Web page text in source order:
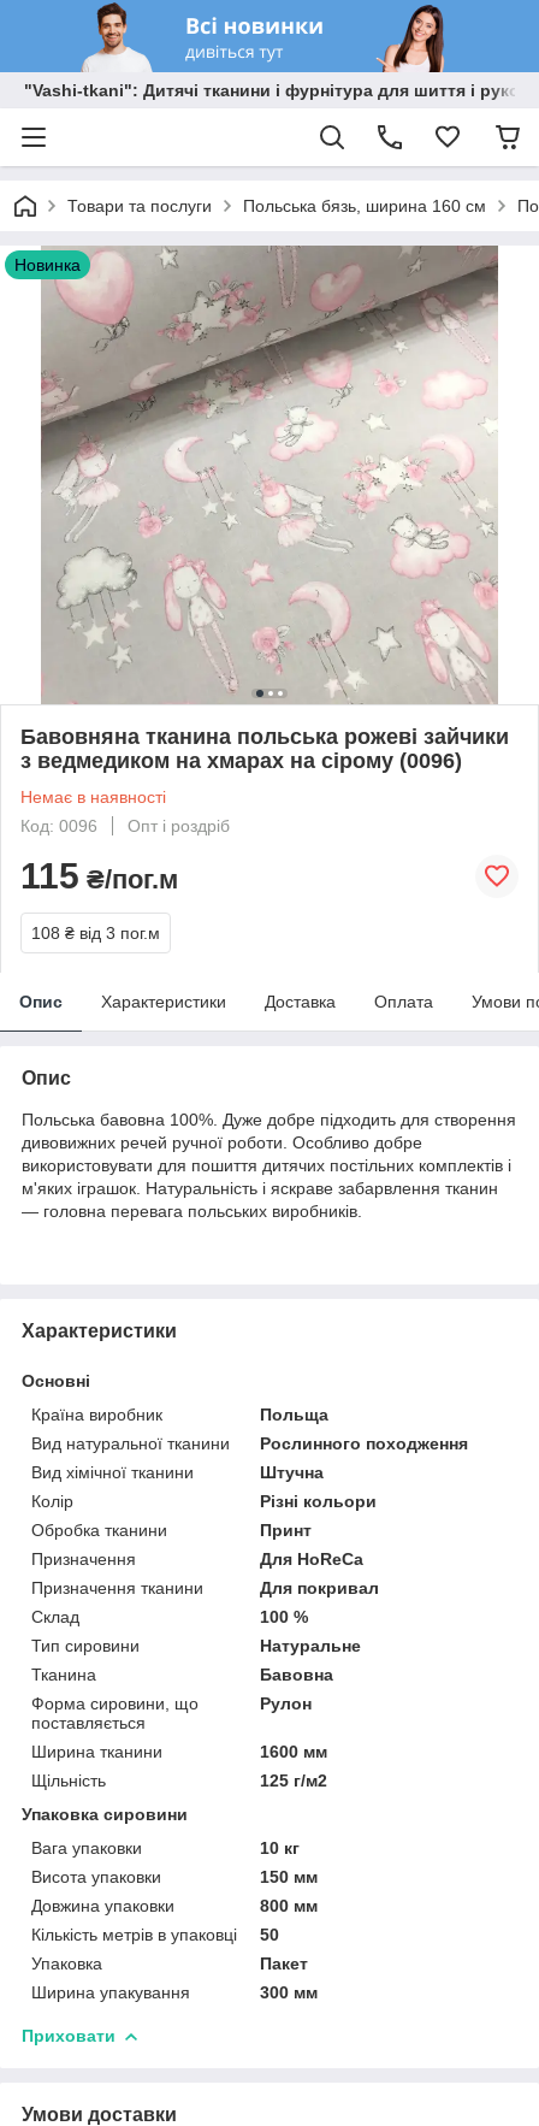
"Vashi-tkani": Дитячі тканини і фурнітура для шиття і
Товари та послуги Польська бязь, ширина 160 см
Новинка
Бавовняна тканина польська рожеві зайчики
з ведмедиком на хмарах на сірому (0096)
Немає в наявності
Код: 0096
Опт і роздріб
115 ₴/пог.м
108 ₴ від 3 пог.м
Опис Характеристики Доставка Оплата Умови
Опис
Польська бавовна 100%. Дуже добре підходить для створення
дивовижних речей ручної роботи. Особливо добре
використовувати для пошиття дитячих постільних комплектів і
м'яких іграшок. Натуральність і яскраве забарвлення тканин
— головна перевага польських виробників.
Характеристики
Основні
Країна виробник
Польща
Вид натуральної тканини
Рослинного походження
Вид хімічної тканини
Штучна
Колір
Різні кольори
Обробка тканини
Принт
Призначення
Для HoReCa
Призначення тканини
Для покривал
Склад
100 %
Тип сировини
Натуральне
Тканина
Бавовна
Форма сировини, що
поставляється
Рулон
Ширина тканини
1600 мм
Щільність
125 г/м2
Упаковка сировини
Вага упаковки
10 кг
Висота упаковки
150 мм
Довжина упаковки
800 мм
Кількість метрів в упаковці
50
Упаковка
Пакет
Ширина упакування
300 мм
Приховати
Умови доставки